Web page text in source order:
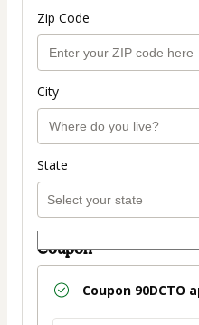
Zip Code
City
State
Coupon
Coupon 90DCTO